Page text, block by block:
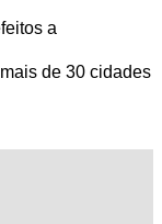
a
de 30 cidades